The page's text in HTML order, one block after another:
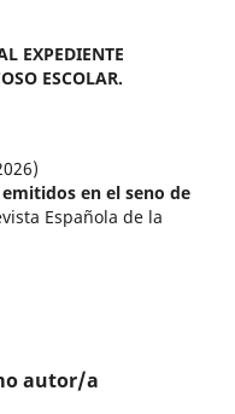
EXPEDIENTE
ESCOLAR.
en el seno de
Española de la
autor/a